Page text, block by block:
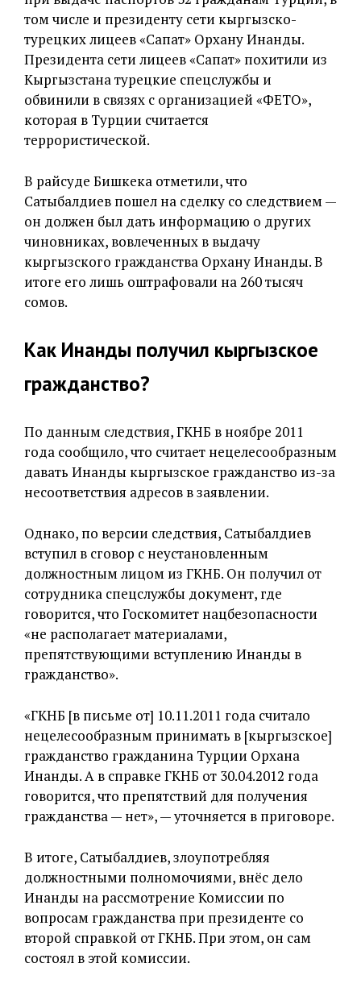
том числе и президенту сети кыргызско-
турецких лицеев «Сапат» Орхану Инанды.
Президента сети лицеев «Сапат» похитили из
Кыргызстана турецкие спецслужбы и
обвинили в связях с организацией «ФЕТО»,
которая в Турции считается
террористической.
В райсуде Бишкека отметили, что
Сатыбалдиев пошел на сделку со следствием —
он должен был дать информацию о других
чиновниках, вовлеченных в выдачу
кыргызского гражданства Орхану Инанды. В
итоге его лишь оштрафовали на 260 тысяч
сомов.
Как Инанды получил кыргызское
гражданство?
По данным следствия, ГКНБ в ноябре 2011
года сообщило, что считает нецелесообразным
давать Инанды кыргызское гражданство из-за
несоответствия адресов в заявлении.
Однако, по версии следствия, Сатыбалдиев
вступил в сговор с неустановленным
должностным лицом из ГКНБ. Он получил от
сотрудника спецслужбы документ, где
говорится, что Госкомитет нацбезопасности
«не располагает материалами,
препятствующими вступлению Инанды в
гражданство».
«ГКНБ [в письме от] 10.11.2011 года считало
нецелесообразным принимать в [кыргызское]
гражданство гражданина Турции Орхана
Инанды. А в справке ГКНБ от 30.04.2012 года
говорится, что препятствий для получения
гражданства — нет», — уточняется в приговоре.
В итоге, Сатыбалдиев, злоупотребляя
должностными полномочиями, внёс дело
Инанды на рассмотрение Комиссии по
вопросам гражданства при президенте со
второй справкой от ГКНБ. При этом, он сам
состоял в этой комиссии.